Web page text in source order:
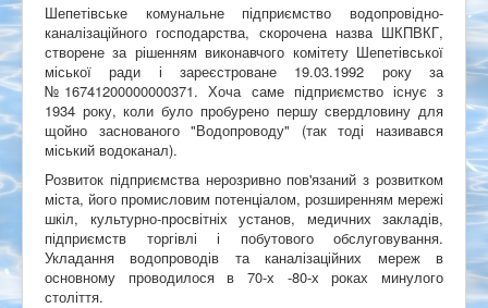
Шепетівське комунальне підприємство водопровідно-
каналізаційного господарства, скорочена назва ШКПВКГ,
створене за рішенням виконавчого комітету Шепетівської
міської ради і зареєстроване 19.03.1992 року за
№16741200000000371. Хоча саме підприємство існує з
1934 року, коли було пробурено першу свердловину для
щойно заснованого "Водопроводу" (так тоді називався
міський водоканал).
Розвиток підприємства нерозривно пов'язаний з розвитком
міста, його промисловим потенціалом, розширенням мережі
шкіл, культурно-просвітніх установ, медичних закладів,
підприємств торгівлі і побутового обслуговування.
Укладання водопроводів та каналізаційних мереж в
основному проводилося в 70-х -80-х роках минулого
століття.